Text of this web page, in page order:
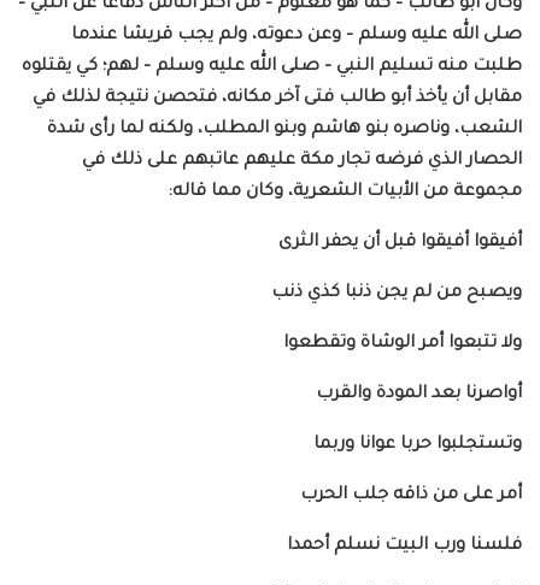
وكان أبو طالب – كما هو معلوم – من أكثر الناس دفاعا عن النبي –
صلى الله عليه وسلم – وعن دعوته، ولم يجب قريشا عندما
طلبت منه تسليم النبي – صلى الله عليه وسلم – لهم؛ كي يقتلوه
مقابل أن يأخذ أبو طالب فتى آخر مكانه، فتحصن نتيجة لذلك في
الشعب، وناصره بنو هاشم وبنو المطلب، ولكنه لما رأى شدة
الحصار الذي فرضه تجار مكة عليهم عاتبهم على ذلك في
مجموعة من الأبيات الشعرية، وكان مما قاله:
أفيقوا أفيقوا قبل أن يحفر الثرى
ويصبح من لم يجن ذنبا كذي ذنب
ولا تتبعوا أمر الوشاة وتقطعوا
أواصرنا بعد المودة والقرب
وتستجلبوا حربا عوانا وربما
أمر على من ذاقه جلب الحرب
فلسنا ورب البيت نسلم أحمدا